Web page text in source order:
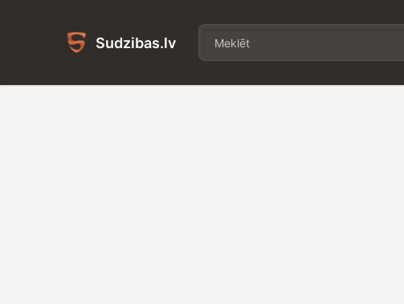
Sudzibas.lv